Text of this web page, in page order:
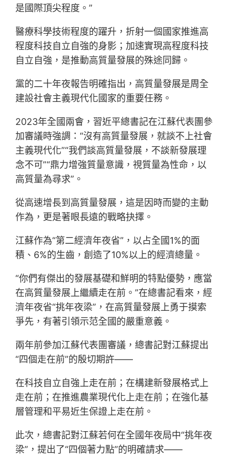
是國際頂尖程度。”
醫療科學技術程度的躍升，折射一個國家推進高
程度科技自立自強的身影；加速實現高程度科技
自立自強，是推動高質量發展的殊途同歸。
黨的二十年夜報告明確指出，高質量發展是周全
建設社會主義現代化國家的重要任務。
2023年全國兩會，習近平總書記在江蘇代表團參
加審議時強調：“沒有高質量發展，就談不上社會
主義現代化”“我們談高質量發展，不談新發展理
念不可”“鼎力增強質量意識，視質量為性命，以
高質量為尋求”。
從高速增長到高質量發展，這是因時而變的主動
作為，更是著眼長遠的戰略抉擇。
江蘇作為“第二經濟年夜省”，以占全國1%的面
積、6%的生齒，創造了10%以上的經濟總量。
“你們有傑出的發展基礎和鮮明的特點優勢，應當
在高質量發展上繼續走在前。”在總書記看來，經
濟年夜省“挑年夜梁”，在高質量發展上勇于摸索
爭先，有著引領示范全國的嚴重意義。
兩年前參加江蘇代表團審議，總書記對江蘇提出
“四個走在前”的殷切期許——
在科技自立自強上走在前；在構建新發展格式上
走在前；在推進農業現代化上走在前；在強化基
層管理和平易近生保證上走在前。
此次，總書記對江蘇若何在全國年夜局中“挑年夜
梁”，提出了“四個著力點”的明確請求——